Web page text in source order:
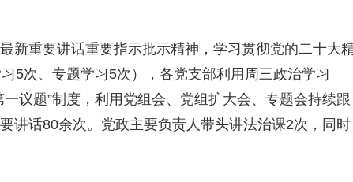
新重要讲话重要指示批示精神， 学习贯彻党的二十大
5次、专题学习 5次）， 各党支部利用周三政治学习
一议题”制度，利用党组会、党组扩大会、专题会持续跟
讲话80余次。 党政主要负责人带头讲法治课2次 ，同时